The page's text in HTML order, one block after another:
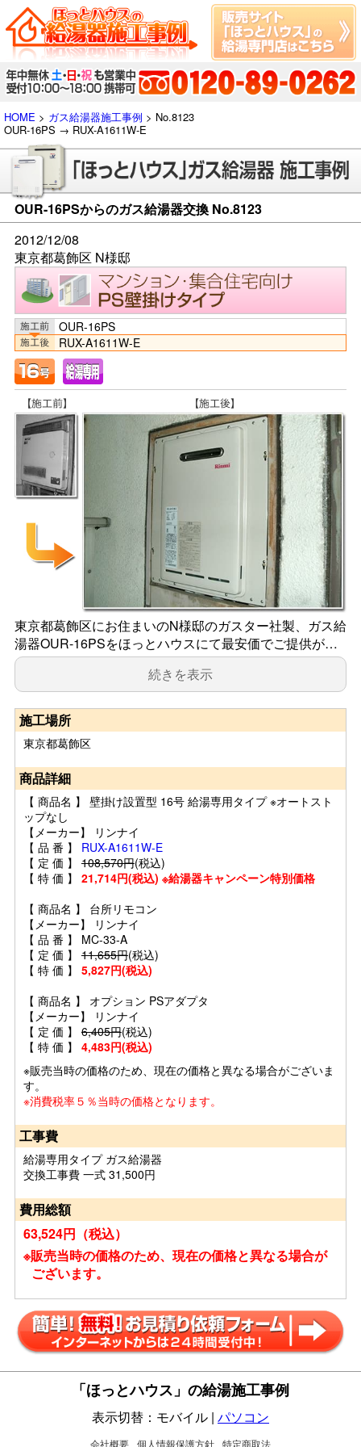
HOME > ガス給湯器施工事例 > No.8123
OUR-16PS → RUX-A1611W-E
OUR-16PSからのガス給湯器交換 No.8123
2012/12/08
東京都葛飾区 N様邸
OUR-16PS
RUX-A1611W-E
東京都葛飾区にお住まいのN様邸のガスター社製、ガス給
湯器OUR-16PSをほっとハウスにて最安価でご提供が…
続きを表示
施工場所
東京都葛飾区
商品詳細
【 商品名 】 壁掛け設置型 16号 給湯専用タイプ ※オートスト
ップなし
【メーカー】 リンナイ
【 品 番 】 RUX-A1611W-E
【 定 価 】 108,570円(税込)
【 特 価 】 21,714円(税込) ※給湯器キャンペーン特別価格
【 商品名 】 台所リモコン
【メーカー】 リンナイ
【 品 番 】 MC-33-A
【 定 価 】 11,655円(税込)
【 特 価 】 5,827円(税込)
【 商品名 】 オプション PSアダプタ
【メーカー】 リンナイ
【 定 価 】 6,405円(税込)
【 特 価 】 4,483円(税込)
※販売当時の価格のため、現在の価格と異なる場合がございま
す。
※消費税率５％当時の価格となります。
工事費
給湯専用タイプ ガス給湯器
交換工事費 一式 31,500円
費用総額
63,524円（税込）
※販売当時の価格のため、現在の価格と異なる場合が
ございます。
「ほっとハウス」の給湯施工事例
表示切替：モバイル | パソコン
会社概要 個人情報保護方針 特定商取法